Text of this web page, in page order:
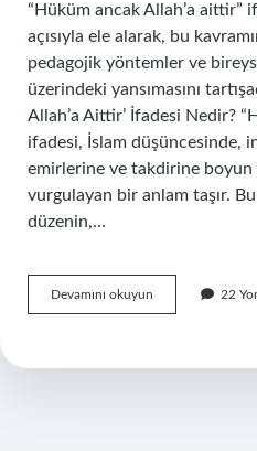
“Hüküm ancak Allah’a aittir”
açısıyla ele alarak, bu
pedagojik yöntemler ve
üzerindeki yansımasını
Allah’a Aittir’ İfadesi Nedir?
ifadesi, İslam düşüncesinde,
emirlerine ve takdirine boyun
vurgulayan bir anlam taşır.
düzenin,…
Devamını okuyun
ancak
ne
22